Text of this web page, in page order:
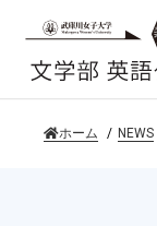
ホーム NEWS